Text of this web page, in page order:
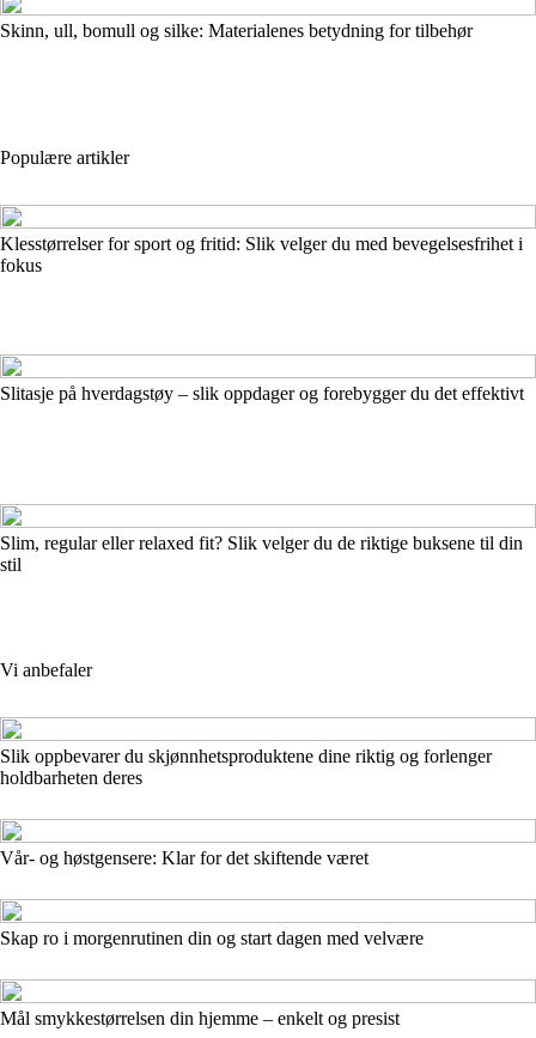
Skinn, ull, bomull og silke: Materialenes betydning for tilbehør
Populære artikler
Klesstørrelser for sport og fritid: Slik velger du med bevegelsesfrihet i
fokus
Slitasje på hverdagstøy – slik oppdager og forebygger du det effektivt
Slim, regular eller relaxed fit? Slik velger du de riktige buksene til din
stil
Vi anbefaler
Slik oppbevarer du skjønnhetsproduktene dine riktig og forlenger
holdbarheten deres
Vår- og høstgensere: Klar for det skiftende været
Skap ro i morgenrutinen din og start dagen med velvære
Mål smykkestørrelsen din hjemme – enkelt og presist